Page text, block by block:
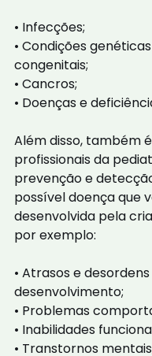
• Infecções;
• Condições
congenitais;
• Cancros;
• Doenças e
Além disso, também
profissionais da
prevenção e
possível doença que
desenvolvida pela
por exemplo:
• Atrasos e
desenvolvimento;
• Problemas
• Inabilidades
• Transtornos